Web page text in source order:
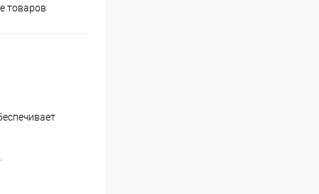
товаров